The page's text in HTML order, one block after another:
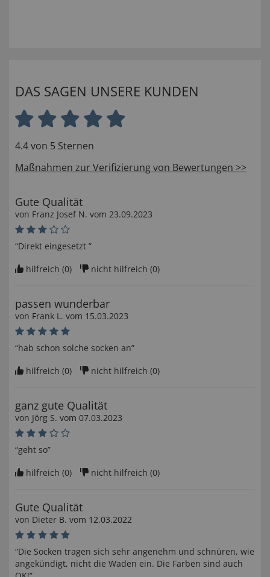
DAS SAGEN UNSERE KUNDEN
4.4 von 5 Sternen
Maßnahmen zur Verifizierung von Bewertungen >>
Gute Qualität
von Franz Josef N. vom 23.09.2023
“Direkt eingesetzt ”
hilfreich (0) nicht hilfreich (0)
passen wunderbar
von Frank L. vom 15.03.2023
“hab schon solche socken an”
hilfreich (0) nicht hilfreich (0)
ganz gute Qualität
von Jörg S. vom 07.03.2023
“geht so”
hilfreich (0) nicht hilfreich (0)
Gute Qualität
von Dieter B. vom 12.03.2022
“Die Socken tragen sich sehr angenehm und schnüren, wie
angekündigt, nicht die Waden ein. Die Farben sind auch